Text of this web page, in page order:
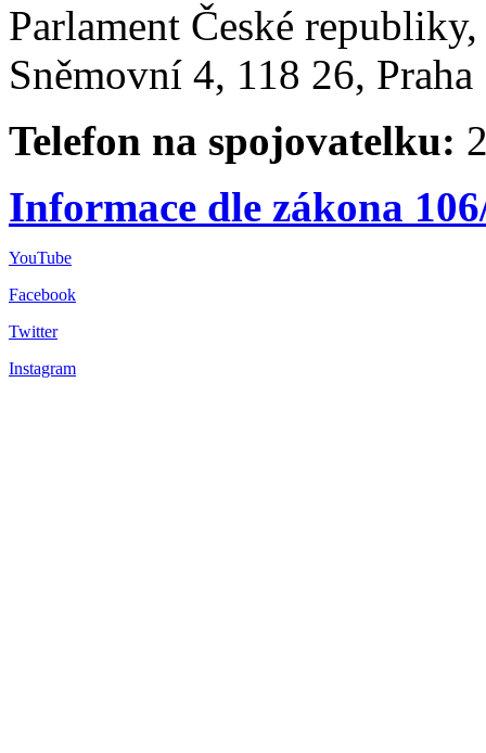
Parlament České
Sněmovní 4, 118 26,
Telefon na spojovatelku:
Informace dle zákona
YouTube
Facebook
Twitter
Instagram